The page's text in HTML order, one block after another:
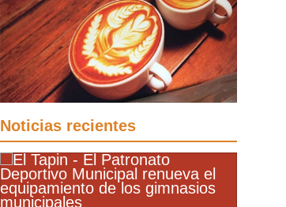
Noticias recientes